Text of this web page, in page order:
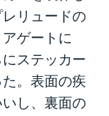
リュードの
ゲートに
ステッカー
。表面の疾
し、裏面の